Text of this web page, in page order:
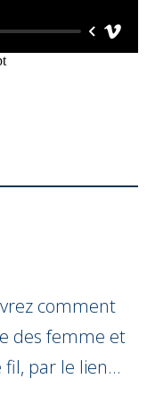
comment
des femme et
fil, par le lien…